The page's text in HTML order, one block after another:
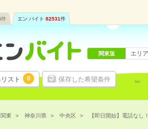
件 エン バイト 82531件
スト 0 保存した希望条件
関東版 エリ
関東 神奈川県 中央区 【即日開始】電話なし